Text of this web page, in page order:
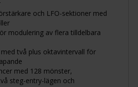
och LFO-sektioner med
modulering av flera tilldelbara
två plus oktavintervall för
med 128 mönster,
steg-entry-lägen och